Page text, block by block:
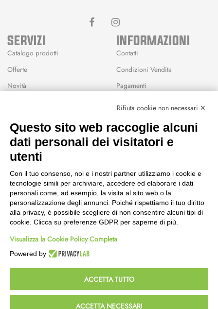
SERVIZI
Catalogo prodotti
Offerte
Novità
Wishlist
INFORMAZIONI
Contatti
Condizioni Vendita
Pagamenti
CEP GREEN
Fanano (MO)
059 8676485
349 9202419
388 8659473
info@cepgreen.com
Orario
Dal lunedì al venerdì
8:00 – 12:30 / 13:30 - 19:00
8:30 – 12:30 / 15:30 - 19:00
© 2023 Powered & Designed byPassepartout
Rifiuta cookie non necessari ✕
Questo sito web raccoglie alcuni
dati personali dei visitatori e
utenti
Con il tuo consenso, noi e i nostri partner utilizziamo i cookie e
tecnologie simili per archiviare, accedere ed elaborare i dati
personali come, ad esempio, la visita al sito web o la
personalizzazione degli annunci. Poiché rispettiamo il tuo diritto
alla privacy, è possibile scegliere di non consentire alcuni tipi di
cookie. Clicca su preferenze GDPR per saperne di più.
Visualizza la Cookie Policy Completa
Powered by
ACCETTA TUTTO
ACCETTA NECESSARI